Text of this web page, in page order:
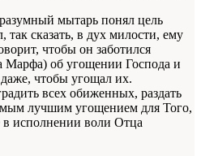
мытарь понял цель
сказать, в дух милости, ему
чтобы он заботился
Марфа) об угощении Господа и
чтобы угощал их.
всех обиженных, раздать
лучшим угощением для Того,
исполнении воли Отца